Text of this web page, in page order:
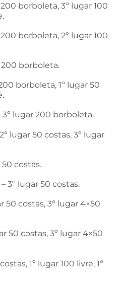
borboleta, 3º lugar 100
borboleta, 2º lugar 100
200 borboleta.
borboleta, 1º lugar 50
3º lugar 200 borboleta.
lugar 50 costas, 3º lugar
50 costas.
3º lugar 50 costas.
50 costas, 3º lugar 4×50
50 costas, 3º lugar 4×50
1º lugar 100 livre, 1º